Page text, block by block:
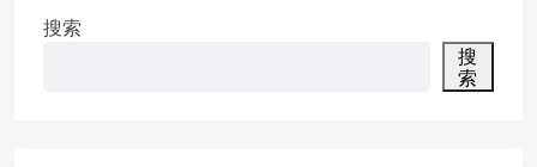
搜索
搜
索